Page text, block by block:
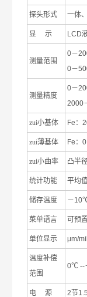
探头形式 一体、
显 示 LCD
测量范围
0－
0－
测量精度
0－
2000
zui小基体 Fe ：
zui薄基体 Fe ：
zui小曲率 凸半
统计功能 平均
储存温度 －10
菜单语言 可预
单位显示 μm/mil
温度补偿
范围
0℃ --
电 源 2节